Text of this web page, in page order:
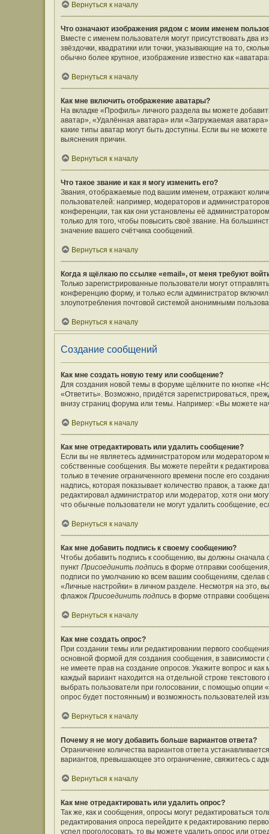
Вернуться к началу
Что означают изображения рядом с моим именем
Вместе с именем пользователя могут присутствовать
звёздочки, квадратики или точки, указывающие на то,
обычно более крупное, изображение известно как
Вернуться к началу
Как мне включить отображение аватары?
На вкладке «Профиль» личного раздела вы можете
аватар», «Удалённая аватара» или «Загружаемая
какие типы аватар могут быть доступны. Если вы не
выяснения причин.
Вернуться к началу
Что такое звание и как я могу изменить его?
Звания, отображаемые под вашим именем, отражают
пользователей: например, модераторов и
конференции, так как они установлены её
только для того, чтобы повысить своё звание. На
значение вашего счётчика сообщений.
Вернуться к началу
Когда я щёлкаю по ссылке «email», от меня требуют
Только зарегистрированные пользователи могут
конференцию форму, и только если администратор
злоупотребления почтовой системой анонимными
Вернуться к началу
Создание сообщений
Как мне создать новую тему или сообщение?
Для создания новой темы в форуме щёлкните по кнопке
«Ответить». Возможно, придётся зарегистрироваться,
внизу страниц форума или темы. Например: «Вы можете
Вернуться к началу
Как мне отредактировать или удалить сообщение?
Если вы не являетесь администратором или модератором
собственные сообщения. Вы можете перейти к
только в течение ограниченного времени после его
надпись, которая показывает количество правок, а также
редактировал администратор или модератор, хотя они
что обычные пользователи не могут удалить сообщение,
Вернуться к началу
Как мне добавить подпись к своему сообщению?
Чтобы добавить подпись к сообщению, вы должны сначала
пункт Присоединить подпись в форме отправки
подписи по умолчанию ко всем вашим сообщениям,
«Личные настройки» в личном разделе. Несмотря на это,
флажок Присоединить подпись в форме отправки
Вернуться к началу
Как мне создать опрос?
При создании темы или редактировании первого
основной формой для создания сообщения, в зависимости
не имеете прав на создание опросов. Укажите вопрос и
каждый вариант находится на отдельной строке
выбрать пользователи при голосовании, с помощью опции
опрос будет постоянным) и возможность пользователей
Вернуться к началу
Почему я не могу добавить больше вариантов ответа?
Ограничение количества вариантов ответа
вариантов, превышающее это ограничение, свяжитесь с
Вернуться к началу
Как мне отредактировать или удалить опрос?
Так же, как и сообщения, опросы могут редактироваться
редактирования опроса перейдите к редактированию
успел проголосовать, то вы можете удалить опрос или